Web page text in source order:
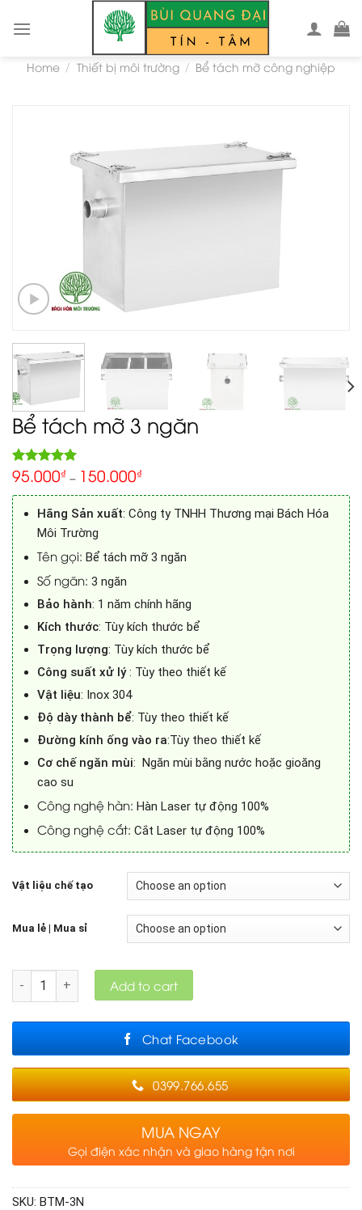
Home / Thiết bị môi trường / Bể tách mỡ công nghiệp
Bể tách mỡ 3 ngăn
Rated5.00
out of 5
based on
1
customer
rating
95.000₫ – 150.000₫
Hãng Sản xuất: Công ty TNHH Thương mại Bách Hóa
Môi Trường
Tên gọi: Bể tách mỡ 3 ngăn
Số ngăn: 3 ngăn
Bảo hành: 1 năm chính hãng
Kích thước: Tùy kích thước bể
Trọng lượng: Tùy kích thước bể
Công suất xử lý: Tùy theo thiết kế
Vật liệu: Inox 304
Độ dày thành bể: Tùy theo thiết kế
Đường kính ống vào ra:Tùy theo thiết kế
Cơ chế ngăn mùi: Ngăn mùi bằng nước hoặc gioăng
cao su
Công nghệ hàn: Hàn Laser tự động 100%
Công nghệ cắt: Cắt Laser tự động 100%
Vật liệu chế tạo
Mua lẻ | Mua sỉ
Quantity Add to cart
Chat Facebook
0399.766.655
MUA NGAY
Gọi điện xác nhận và giao hàng tận nơi
SKU: BTM-3N